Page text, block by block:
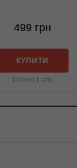
499 грн
КУПИТИ
Dinner Lady